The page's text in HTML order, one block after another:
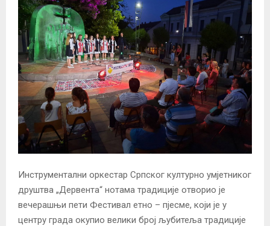
Инструментални оркестар Српског културно умјетниког
друштва „Дервента“ нотама традиције отворио је
вечерашњи пети Фестивал етно – пјесме, који је у
центру града окупио велики број љубитеља традиције